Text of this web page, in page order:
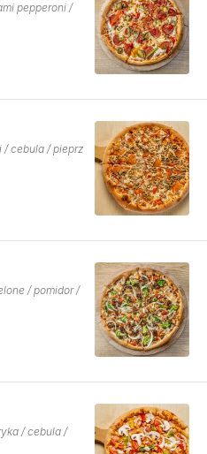
pepperoni /
/ cebula / pieprz
/ pomidor /
/ cebula /